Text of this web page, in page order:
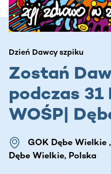
Dzień Dawcy szpiku
Zostań
podczas 31
WOŚP|
GOK Dębe Wielkie
Dębe Wielkie, Polska